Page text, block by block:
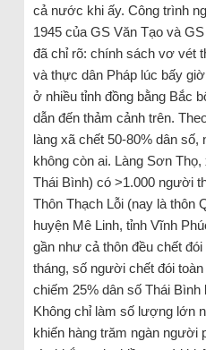
cả nước khi ấy. Công trình
1945 của GS Văn Tạo và
đã chỉ rõ: chính sách vơ vét
và thực dân Pháp lúc bấy
ở nhiều tỉnh đồng bằng Bắc
dẫn đến thảm cảnh trên.
làng xã chết 50-80% dân số,
không còn ai. Làng Sơn
Thái Bình) có >1.000 người
Thôn Thạch Lỗi (nay là thôn
huyện Mê Linh, tỉnh Vĩnh
gần như cả thôn đều chết
tháng, số người chết đói
chiếm 25% dân số Thái Bình
Không chỉ làm số lượng lớn
khiến hàng trăm ngàn người